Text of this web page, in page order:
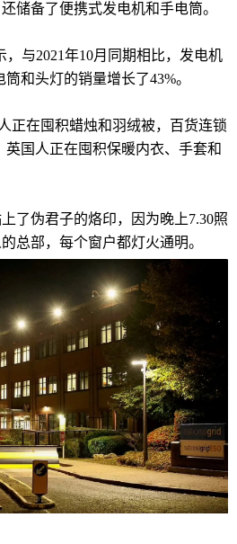
储备了便携式发电机和手电筒。
，与2021年10月同期相比，发电机
和头灯的销量增长了43%。
正在囤积蜡烛和羽绒被，百货连锁
英国人正在囤积保暖内衣、手套和
了伪君子的烙印，因为晚上7.30照
总部，每个窗户都灯火通明。